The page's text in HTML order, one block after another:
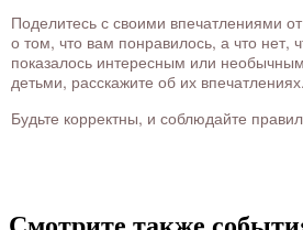
Поделитесь с своими впечатлениями
о том, что вам понравилось, а что нет,
показалось интересным или
детьми, расскажите об их впечатлениях.
Будьте корректны, и соблюдайте